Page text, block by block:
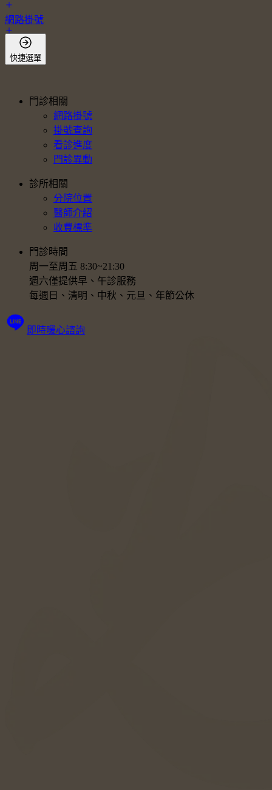
網路掛號
會員登入
快捷選單
門診相關
網路掛號
掛號查詢
看診進度
門診異動
診所相關
分院位置
醫師介紹
收費標準
門診時間
周一至周五 8:30~21:30
週六僅提供早、午診服務
每週日、清明、中秋、元旦、年節公休
即時暖心諮詢